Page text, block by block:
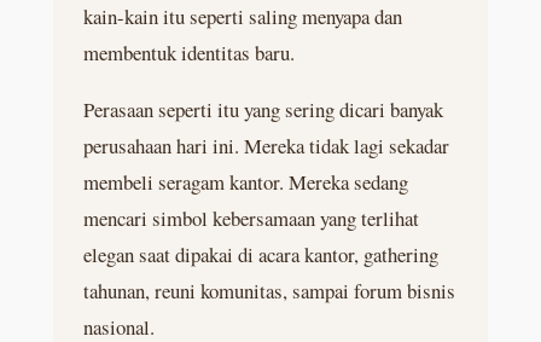
kain-kain itu seperti saling menyapa dan
membentuk identitas baru.
Perasaan seperti itu yang sering dicari banyak
perusahaan hari ini. Mereka tidak lagi sekadar
membeli seragam kantor. Mereka sedang
mencari simbol kebersamaan yang terlihat
elegan saat dipakai di acara kantor, gathering
tahunan, reuni komunitas, sampai forum bisnis
nasional.